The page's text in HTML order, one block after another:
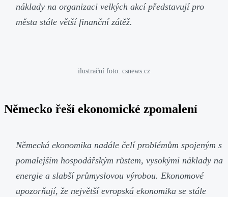
náklady na organizaci velkých akcí představují pro
města stále větší finanční zátěž.
ilustrační foto: csnews.cz
Německo řeší ekonomické zpomalení
Německá ekonomika nadále čelí problémům spojeným s
pomalejším hospodářským růstem, vysokými náklady na
energie a slabší průmyslovou výrobou. Ekonomové
upozorňují, že největší evropská ekonomika se stále